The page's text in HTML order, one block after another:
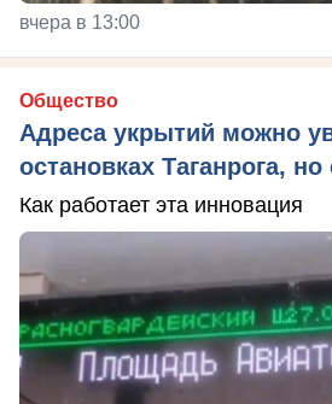
вчера в 13:00
Общество
Адреса укрытий можно
остановках Таганрога,
Как работает эта инновация